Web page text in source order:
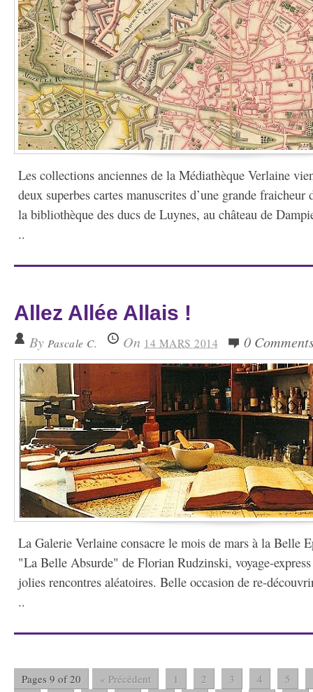
Les collections anciennes de la Médiathèque Verlaine
deux superbes cartes manuscrites d’une grande fraicheur
la bibliothèque des ducs de Luynes, au château de
..
Allez Allée Allais !
By Pascale C. On 14 MARS 2014 0
La Galerie Verlaine consacre le mois de mars à la Belle
"La Belle Absurde" de Florian Rudzinski, voyage-express
jolies rencontres aléatoires. Belle occasion de re-
..
Pages 9 of 20 « Précédent 1 2 3 4
5